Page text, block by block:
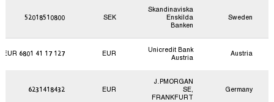
Sweden
Skandinaviska
Enskilda
Banken
SEK
52018510800
Austria
Unicredit Bank
Austria
EUR
127 17 41 6801 EUR
Germany
J.PMORGAN
SE,
FRANKFURT
EUR
6231418432